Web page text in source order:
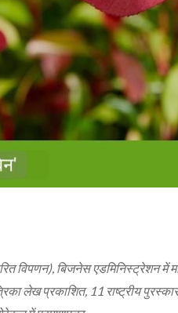
विपणन), बिजनेस एडमिनिस्ट्रेशन में
लेख प्रकाशित, 11 राष्ट्रीय